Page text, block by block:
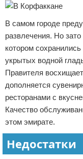
В самом городе
развлечения. Но
котором
укрытых водной
Правителя
дополняется
ресторанами с
Качество
этом эмирате.
Недостатки